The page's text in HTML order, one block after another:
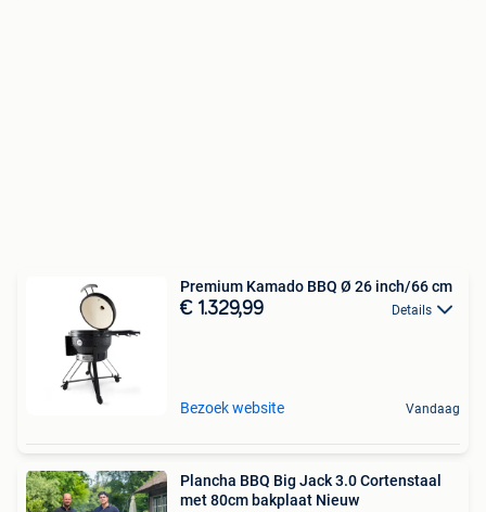
Premium Kamado BBQ Ø 26 inch/66 cm
€ 1.329,99 Details
Bezoek website Vandaag
Plancha BBQ Big Jack 3.0 Cortenstaal
met 80cm bakplaat Nieuw